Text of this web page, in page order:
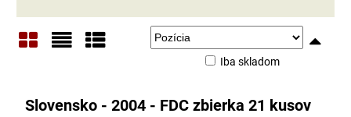
Iba skladom
Slovensko - 2004 - FDC zbierka 21 kusov